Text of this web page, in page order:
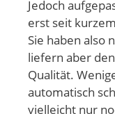
Jedoch
erst seit
Sie haben also
liefern aber
Qualität.
automatisch
vielleicht nur